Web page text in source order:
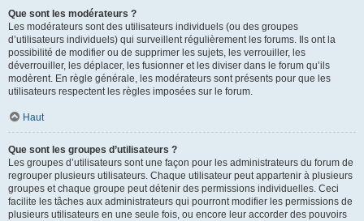
Que sont les modérateurs ?
Les modérateurs sont des utilisateurs individuels (ou des groupes
d’utilisateurs individuels) qui surveillent régulièrement les forums. Ils ont la
possibilité de modifier ou de supprimer les sujets, les verrouiller, les
déverrouiller, les déplacer, les fusionner et les diviser dans le forum qu’ils
modèrent. En règle générale, les modérateurs sont présents pour que les
utilisateurs respectent les règles imposées sur le forum.
Haut
Que sont les groupes d’utilisateurs ?
Les groupes d’utilisateurs sont une façon pour les administrateurs du forum de
regrouper plusieurs utilisateurs. Chaque utilisateur peut appartenir à plusieurs
groupes et chaque groupe peut détenir des permissions individuelles. Ceci
facilite les tâches aux administrateurs qui pourront modifier les permissions de
plusieurs utilisateurs en une seule fois, ou encore leur accorder des pouvoirs